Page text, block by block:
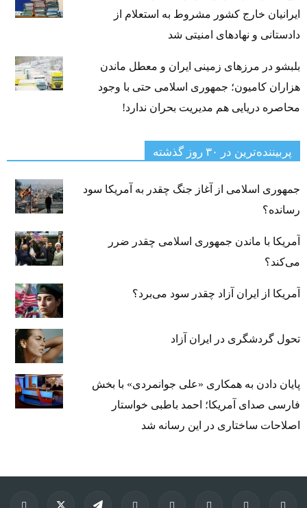
ایرانیان خارج کشور مشروط به استعلام از
دادستانی و نهادهای امنیتی شد
بلبشو در مرزهای زمینی ایران و معطل ماندن
هزاران کامیون؛ جمهوری اسلامی حتی با وجود
محاصره دریایی هم مدیریت بحران ندارد!
پربیننده‌ترین‌ در ۳۰ روز گذشته
جمهوری اسلامی از آغاز جنگ چقدر به آمریکا سود
رسانده؟
آمریکا با ماندن جمهوری اسلامی چقدر ضرر
می‌کند؟
آمریکا از ایران آزاد چقدر سود می‌برد؟
تحول گردشگری در ایران آزاد
پایان دادن به همکاری «علی جوانمردی» با بخش
فارسی صدای آمریکا؛ احمد باطبی خواستار
اصلاحات ساختاری در این رسانه شد